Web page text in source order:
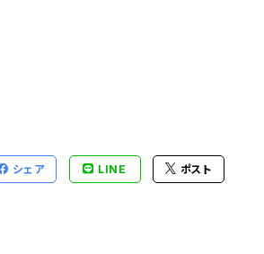
シェア LINE ポスト